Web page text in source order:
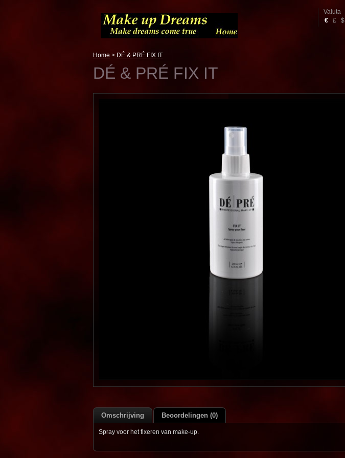
Valuta
€
£ $
Home > DÉ & PRÉ FIX IT
DÉ & PRÉ FIX IT
Omschrijving Beoordelingen (0)
Spray voor het fixeren van make-up.